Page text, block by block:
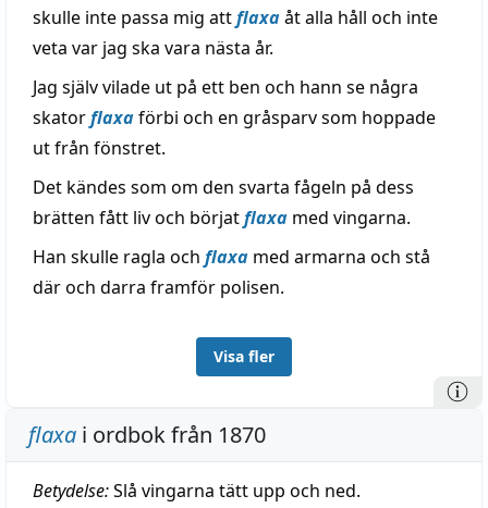
skulle inte passa mig attflaxaåt alla håll och inte
veta var jag ska vara nästa år.
Jag själv vilade ut på ett ben och hann se några
skatorflaxaförbi och en gråsparv som hoppade
ut från fönstret.
Det kändes som om den svarta fågeln på dess
brätten fått liv och börjatflaxa med vingarna.
Han skulle ragla och flaxa med armarna och stå
där och darra framför polisen.
Visa fler
flaxa i ordbok från 1870
Betydelse:Slå vingarna tätt upp och ned.